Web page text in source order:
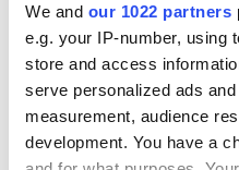
We and our 1022 partners
e.g. your IP-number, using
store and access
serve personalized ads
measurement, audience
development. You have a
Related
EVG 100 Series
EVG 100 Series